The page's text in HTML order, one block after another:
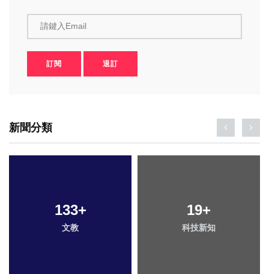
請鍵入Email
訂閱 退訂
新聞分類
133+
文教
19+
科技新知